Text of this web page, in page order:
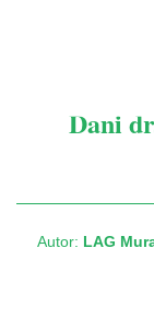
Dani
Autor: LAG